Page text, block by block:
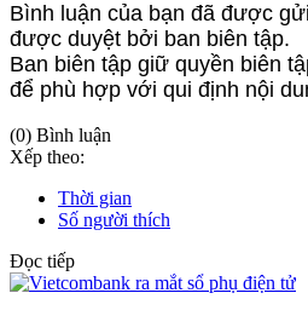
Bình luận của bạn đã được
được duyệt bởi ban biên tập.
Ban biên tập giữ quyền biên
để phù hợp với qui định nội
(0) Bình luận
Xếp theo:
Thời gian
Số người thích
Đọc tiếp